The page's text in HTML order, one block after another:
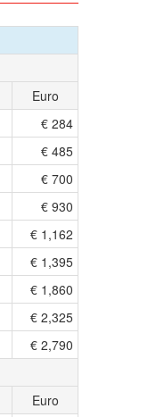
Euro
€ 284
€ 485
€ 700
€ 930
€ 1,162
€ 1,395
€ 1,860
€ 2,325
€ 2,790
Euro